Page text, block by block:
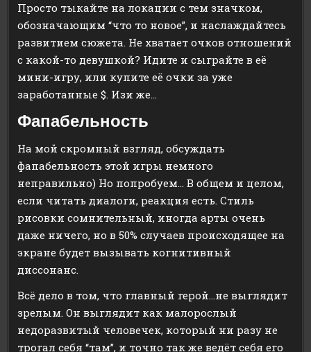
Просто тыкайте на локации с тем значком,
обозначающим “что то новое”, и наслаждайтесь
развитием сюжета. Не хватает очков отношений
с какой-то девушкой? Идите и сыграйте в её
мини-игру, или купите её очки за уже
заработанные $. Изи же…
Фапабельность
На мой скромный взгляд, обсуждать
фапабельность этой игры немного
неправильно) Но попробуем… В общем и целом,
если читать диалоги, реакция есть. Стиль
рисовки сомнительный, иногда арты очень
даже ничего, но в 50% случаев происходящее на
экране будет вызывать когнитивный
диссонанс.
Всё дело в том, что главный герой…не выглядит
зрелым. Он выглядит как малорослый
недоразвитый человечек, который ни разу не
трогал себя “там”, и точно так же ведёт себя его